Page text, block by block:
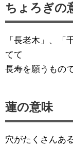
ちょろぎの
「長老木」、「
てて
長寿を願うもの
蓮の意味
穴がたくさんあ